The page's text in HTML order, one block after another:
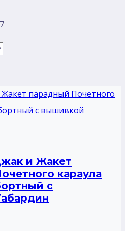
Сортировка:
и Жакет
караула
с